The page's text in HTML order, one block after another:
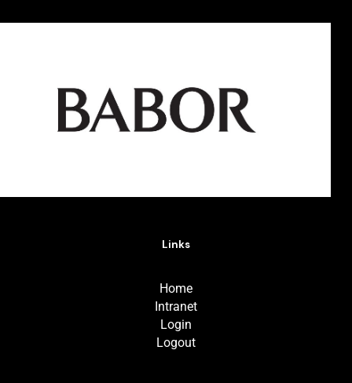
Links
Home
Intranet
Login
Logout